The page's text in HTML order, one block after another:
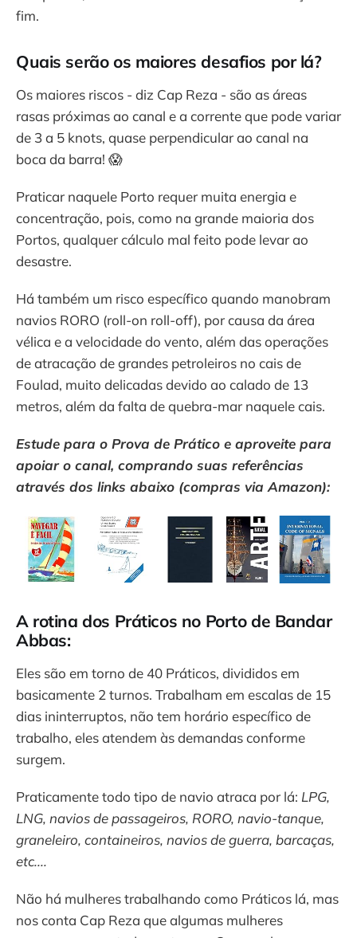
fim.
Quais serão os maiores desafios por lá?
Os maiores riscos - diz Cap Reza - são as áreas
rasas próximas ao canal e a corrente que pode variar
de 3 a 5 knots, quase perpendicular ao canal na
boca da barra! 😱
Praticar naquele Porto requer muita energia e
concentração, pois, como na grande maioria dos
Portos, qualquer cálculo mal feito pode levar ao
desastre.
Há também um risco específico quando manobram
navios RORO (roll-on roll-off), por causa da área
vélica e a velocidade do vento, além das operações
de atracação de grandes petroleiros no cais de
Foulad, muito delicadas devido ao calado de 13
metros, além da falta de quebra-mar naquele cais.
Estude para o Prova de Prático e aproveite para
apoiar o canal, comprando suas referências
através dos links abaixo (compras via Amazon):
A rotina dos Práticos no Porto de Bandar
Abbas:
Eles são em torno de 40 Práticos, divididos em
basicamente 2 turnos. Trabalham em escalas de 15
dias ininterruptos, não tem horário específico de
trabalho, eles atendem às demandas conforme
surgem.
Praticamente todo tipo de navio atraca por lá: LPG,
LNG, navios de passageiros, RORO, navio-tanque,
graneleiro, containeiros, navios de guerra, barcaças,
etc....
Não há mulheres trabalhando como Práticos lá, mas
nos conta Cap Reza que algumas mulheres